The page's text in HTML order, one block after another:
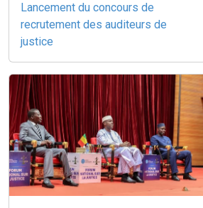
Lancement du concours de
recrutement des auditeurs de
justice